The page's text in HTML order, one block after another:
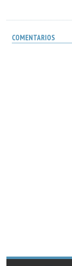
COMENTARIOS